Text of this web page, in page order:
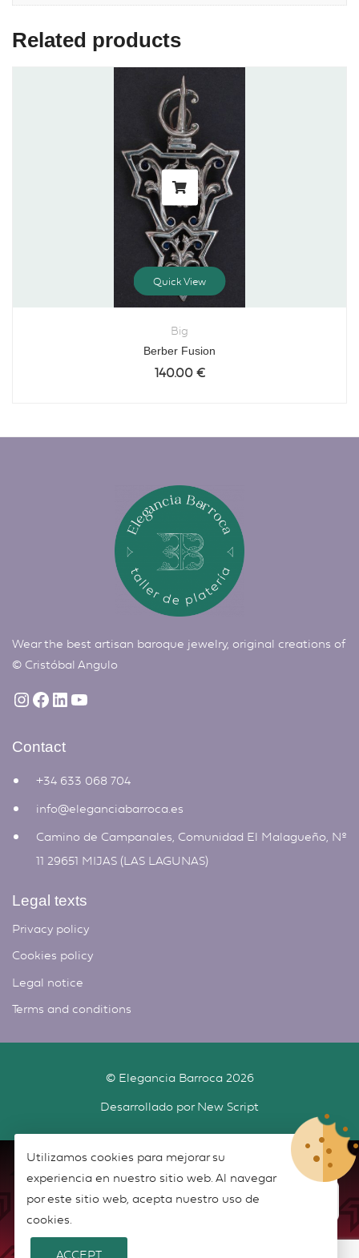
Related products
Quick View
Big
Berber Fusion
140.00€
Wear the best artisan baroque jewelry, original creations of
© Cristóbal Angulo
Contact
+34 633 068 704
info@eleganciabarroca.es
Camino de Campanales, Comunidad El Malagueño, Nº
11 29651 MIJAS (LAS LAGUNAS)
Legal texts
Privacy policy
Cookies policy
Legal notice
Terms and conditions
© Elegancia Barroca2026
Desarrollado porNew Script
Utilizamos cookies para mejorar su
experiencia en nuestro sitio web. Al navegar
por este sitio web, acepta nuestro uso de
cookies.
ACCEPT